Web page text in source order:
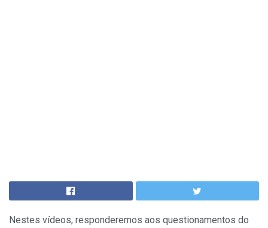
Nestes vídeos, responderemos aos questionamentos do